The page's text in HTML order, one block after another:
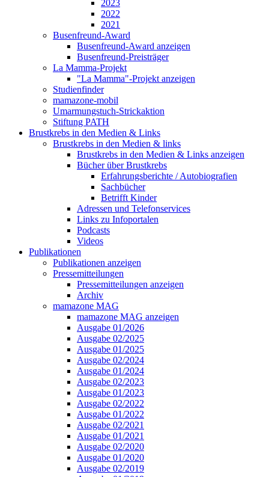
2023
2022
2021
Busenfreund-Award
Busenfreund-Award anzeigen
Busenfreund-Preisträger
La Mamma-Projekt
"La Mamma"-Projekt anzeigen
Studienfinder
mamazone-mobil
Umarmungstuch-Strickaktion
Stiftung PATH
Brustkrebs in den Medien & Links
Brustkrebs in den Medien & links
Brustkrebs in den Medien & Links anzeigen
Bücher über Brustkrebs
Erfahrungsberichte / Autobiografien
Sachbücher
Betrifft Kinder
Adressen und Telefonservices
Links zu Infoportalen
Podcasts
Videos
Publikationen
Publikationen anzeigen
Pressemitteilungen
Pressemitteilungen anzeigen
Archiv
mamazone MAG
mamazone MAG anzeigen
Ausgabe 01/2026
Ausgabe 02/2025
Ausgabe 01/2025
Ausgabe 02/2024
Ausgabe 01/2024
Ausgabe 02/2023
Ausgabe 01/2023
Ausgabe 02/2022
Ausgabe 01/2022
Ausgabe 02/2021
Ausgabe 01/2021
Ausgabe 02/2020
Ausgabe 01/2020
Ausgabe 02/2019